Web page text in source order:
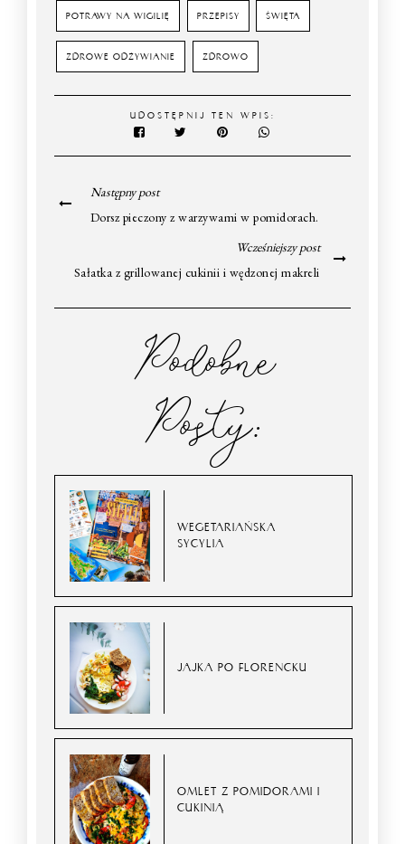
POTRAWY NA WIGILIĘ PRZEPISY ŚWIĘTA
ZDROWE ODŻYWIANIE ZDROWO
UDOSTĘPNIJ TEN WPIS:
Następny post
Dorsz pieczony z warzywami w pomidorach.
Wcześniejszy post
Sałatka z grillowanej cukinii i wędzonej makreli
Podobne
Posty:
WEGETARIAŃSKA
SYCYLIA
JAJKA PO FLORENCKU
OMLET Z POMIDORAMI I
CUKINIĄ